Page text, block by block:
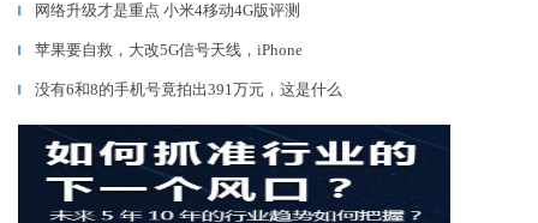
▎ 网络升级才是重点 小米4移动4G版评测
▎ 苹果要自救，大改5G信号天线，iPhone
▎ 没有6和8的手机号竟拍出391万元，这是什么